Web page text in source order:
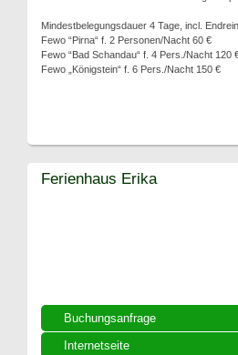
Mindestbelegungsdauer 4 Tage, incl.
Fewo “Pirna“ f. 2 Personen/Nacht 60 €
Fewo “Bad Schandau“ f. 4 Pers./Nacht 120
Fewo „Königstein“ f. 6 Pers./Nacht 150 €
Buchungsanfrage
Internetseite
Ferienhaus Erika